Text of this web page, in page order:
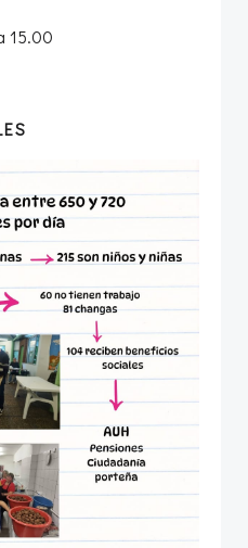
15.00